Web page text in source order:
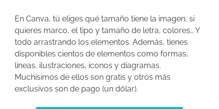
En Canva, tú eliges qué tamaño tiene la imagen, si
quieres marco, el tipo y tamaño de letra, colores… Y
todo arrastrando los elementos. Además, tienes
disponibles cientos de elementos como formas,
líneas, ilustraciones, iconos y diagramas.
Muchísimos de ellos son gratis y otros más
exclusivos son de pago (un dólar).